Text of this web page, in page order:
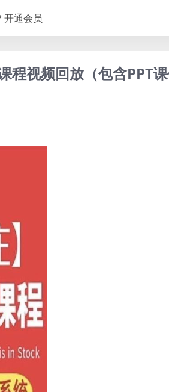
开通会员
程视频回放（包含PPT